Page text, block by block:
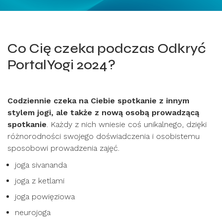
Co Cię czeka podczas Odkryć
PortalYogi 2024?
Codziennie czeka na Ciebie spotkanie z innym
stylem jogi, ale także z nową osobą prowadzącą
spotkanie. Każdy z nich wniesie coś unikalnego, dzięki
różnorodności swojego doświadczenia i osobistemu
sposobowi prowadzenia zajęć.
joga sivananda
joga z ketlami
joga powięziowa
neurojoga